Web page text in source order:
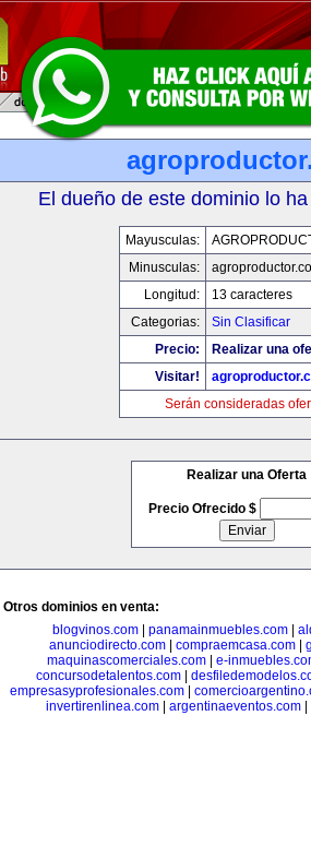
El dueño de este dominio lo
Mayusculas:
Minusculas:
Longitud:
13 caracteres
Categorias:
Sin Clasificar
Precio:
Realizar una
Visitar!
Serán consideradas
Realizar una Oferta
Precio Ofrecido $
Otros dominios en venta:
blogvinos.com| panamainmuebles.com|
anunciodirecto.com| compraemcasa.com|
maquinascomerciales.com
e-
concursodetalentos.com|
empresasyprofesionales.com|
invertirenlinea.com| argentinaeventos.com|